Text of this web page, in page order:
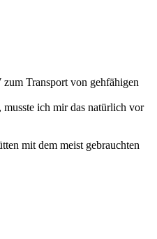
Transport von gehfähigen
ich mir das natürlich vor
mit dem meist gebrauchten